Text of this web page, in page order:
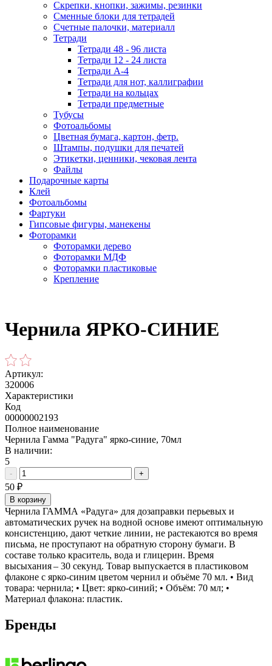
Скрепки, кнопки, зажимы, резинки
Сменные блоки для тетрадей
Счетные палочки, материалл
Тетради
Тетради 48 - 96 листа
Тетради 12 - 24 листа
Тетради А-4
Тетради для нот, каллиграфии
Тетради на кольцах
Тетради предметные
Тубусы
Фотоальбомы
Цветная бумага, картон, фетр.
Штампы, подушки для печатей
Этикетки, ценники, чековая лента
Файлы
Подарочные карты
Клей
Фотоальбомы
Фартуки
Гипсовые фигуры, манекены
Фоторамки
Фоторамки дерево
Фоторамки МДФ
Фоторамки пластиковые
Крепление
Чернила ЯРКО-СИНИЕ
Артикул:
320006
Характеристики
Код
00000002193
Полное наименование
Чернила Гамма "Радуга" ярко-синие, 70мл
В наличии:
5
- +
50 ₽
В корзину
Чернила ГАММА «Радуга» для дозаправки перьевых и
автоматических ручек на водной основе имеют оптимальную
консистенцию, дают четкие линии, не растекаются во время
письма, не проступают на обратную сторону бумаги. В
составе только краситель, вода и глицерин. Время
высыхания – 30 секунд. Товар выпускается в пластиковом
флаконе с ярко-синим цветом чернил и объёме 70 мл. • Вид
товара: чернила; • Цвет: ярко-синий; • Объём: 70 мл; •
Материал флакона: пластик.
Бренды